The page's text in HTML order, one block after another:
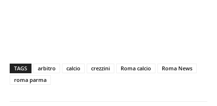
TAGS arbitro calcio crezzini Roma calcio
Roma News
roma parma